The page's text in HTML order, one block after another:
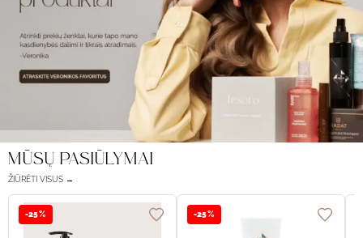
MŪSŲ PASIŪLYMAI
ŽIŪRĖTI VISUS →
-25% -25%